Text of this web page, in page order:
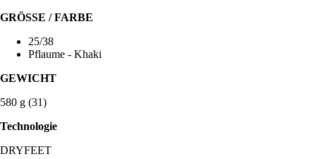
GRÖSSE / FARBE
25/38
Pflaume - Khaki
GEWICHT
580 g (31)
Technologie
DRYFEET